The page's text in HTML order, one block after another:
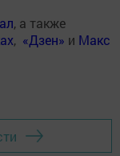
, а также
, «Дзен» и Макс